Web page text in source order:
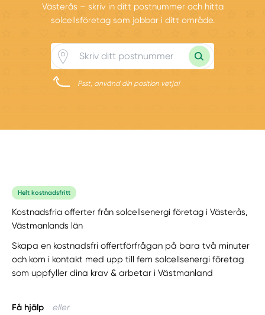
Västerås – skriv in ditt postnummer och hitta
solcellsföretag som jobbar i ditt område.
Psst, använd din position vetja!
Helt kostnadsfritt
Kostnadsfria offerter från solcellsenergi företag i Västerås,
Västmanlands län
Skapa en kostnadsfri offertförfrågan på bara två minuter
och kom i kontakt med upp till fem solcellsenergi företag
som uppfyller dina krav & arbetar i Västmanland
Få hjälp eller